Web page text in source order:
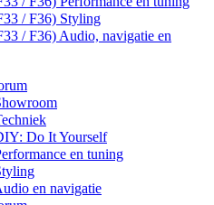
/ F36) Styling
/ F36) Audio, navigatie en
Do It Yourself
en tuning
en navigatie